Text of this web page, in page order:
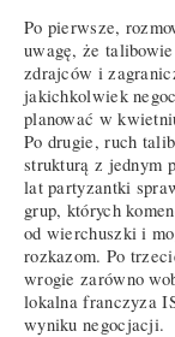
Po pierwsze,
uwagę, że
zdrajców i
jakichkolwiek
planować w
Po drugie, ruch
strukturą z jednym
lat partyzantki
grup, których
od wierchuszki i
rozkazom. Po
wrogie zarówno
lokalna franczyza
wyniku negocjacji.